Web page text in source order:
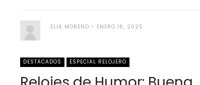
ELIA MORENO ENERO 16, 2025
DESTACADOS ESPECIAL RELOJERO